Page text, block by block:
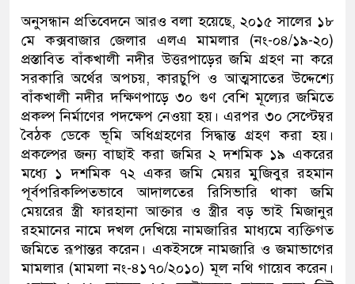
অনুসন্ধান প্রতিবেদনে আরও বলা হয়েছে, ২০১৫ সালের ১৮
মে কক্সবাজার জেলার এলএ মামলার (নং-০৪/১৯-২০)
প্রস্তাবিত বাঁকখালী নদীর উত্তরপাড়ের জমি গ্রহণ না করে
সরকারি অর্থের অপচয়, কারচুপি ও আত্মসাতের উদ্দেশ্যে
বাঁকখালী নদীর দক্ষিণপাড়ে ৩০ গুণ বেশি মূল্যের জমিতে
প্রকল্প নির্মাণের পদক্ষেপ নেওয়া হয়। এরপর ৩০ সেপ্টেম্বর
বৈঠক ডেকে ভূমি অধিগ্রহণের সিদ্ধান্ত গ্রহণ করা হয়।
প্রকল্পের জন্য বাছাই করা জমির ২ দশমিক ১৯ একরের
মধ্যে ১ দশমিক ৭২ একর জমি মেয়র মুজিবুর রহমান
পূর্বপরিকল্পিতভাবে আদালতের রিসিভারি থাকা জমি
মেয়রের স্ত্রী ফারহানা আক্তার ও স্ত্রীর বড় ভাই মিজানুর
রহমানের নামে দখল দেখিয়ে নামজারির মাধ্যমে ব্যক্তিগত
জমিতে রূপান্তর করেন। একইসঙ্গে নামজারি ও জমাভাগের
মামলার (মামলা নং-৪১৭০/২০১০) মূল নথি গায়েব করেন।